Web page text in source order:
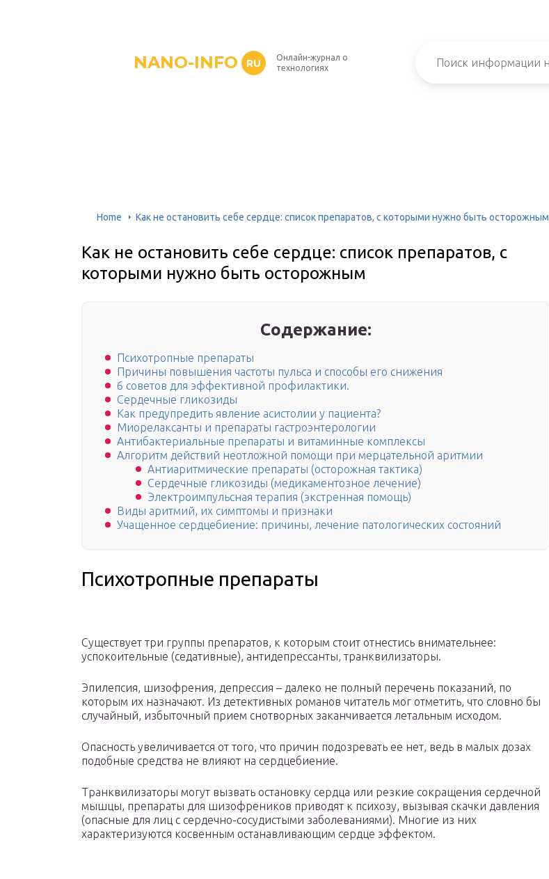
NANO-INFO RU
Онлайн-журнал о
технологиях
Home Как не остановить себе сердце: список препаратов, с которыми нужно быть осторожным
Как не остановить себе сердце: список препаратов, с
которыми нужно быть осторожным
Содержание:
Психотропные препараты
Причины повышения частоты пульса и способы его снижения
6 советов для эффективной профилактики.
Сердечные гликозиды
Как предупредить явление асистолии у пациента?
Миорелаксанты и препараты гастроэнтерологии
Антибактериальные препараты и витаминные комплексы
Алгоритм действий неотложной помощи при мерцательной аритмии
Антиаритмические препараты (осторожная тактика)
Сердечные гликозиды (медикаментозное лечение)
Электроимпульсная терапия (экстренная помощь)
Виды аритмий, их симптомы и признаки
Учащенное сердцебиение: причины, лечение патологических состояний
Психотропные препараты
Существует три группы препаратов, к которым стоит отнестись внимательнее:
успокоительные (седативные), антидепрессанты, транквилизаторы.
Эпилепсия, шизофрения, депрессия – далеко не полный перечень показаний, по
которым их назначают. Из детективных романов читатель мог отметить, что словно бы
случайный, избыточный прием снотворных заканчивается летальным исходом.
Опасность увеличивается от того, что причин подозревать ее нет, ведь в малых дозах
подобные средства не влияют на сердцебиение.
Транквилизаторы могут вызвать остановку сердца или резкие сокращения сердечной
мышцы, препараты для шизофреников приводят к психозу, вызывая скачки давления
(опасные для лиц с сердечно-сосудистыми заболеваниями). Многие из них
характеризуются косвенным останавливающим сердце эффектом.